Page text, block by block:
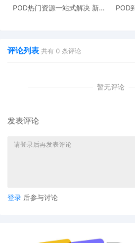
POD热门资源一站式解决 新手
POD
评论列表 共有 0 条评论
暂无评论
发表评论
登录 后参与讨论